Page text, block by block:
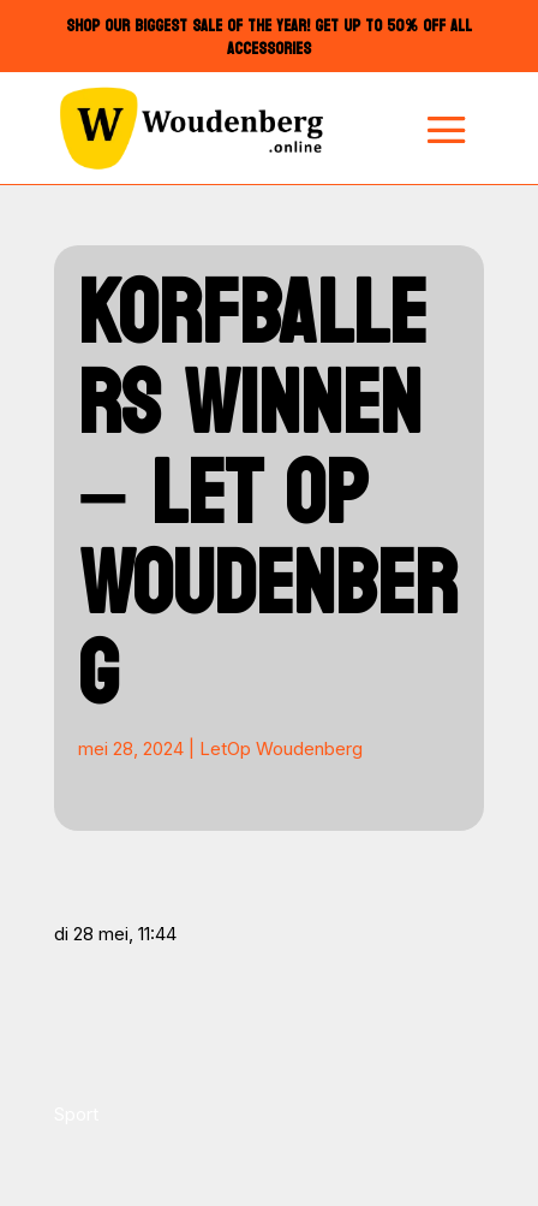
SHOP OUR BIGGEST SALE OF THE YEAR! GET UP TO 50% OFF ALL
ACCESSORIES
KORFBALLE
RS WINNEN
– LET OP
WOUDENBER
G
mei 28, 2024| LetOp Woudenberg
di 28 mei, 11:44